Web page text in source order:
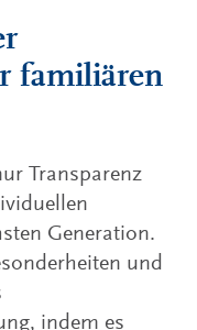
familiären
Transparenz
Generation.
und
indem es